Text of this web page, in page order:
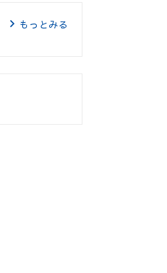
もっとみる